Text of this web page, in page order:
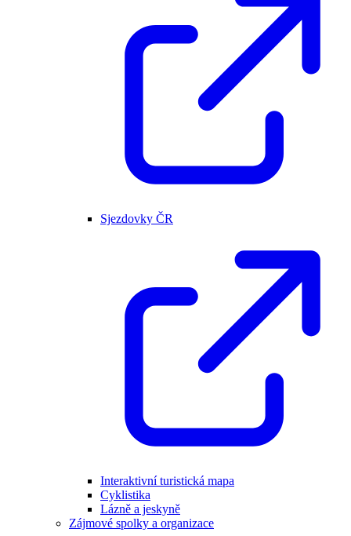
Sjezdovky ČR
Interaktivní turistická mapa
Cyklistika
Lázně a jeskyně
Zájmové spolky a organizace